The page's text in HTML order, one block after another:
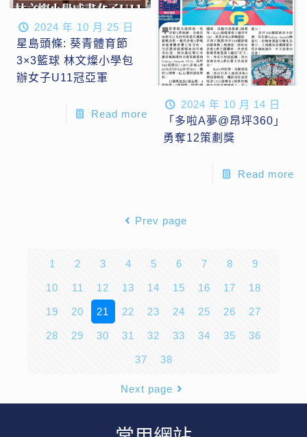
2024 年 10 月 25 日
星島頭條: 葵青體育節
3×3籃球 林文燦小學包
辦女子U11冠亞軍
Read more
2024 年 10 月 14 日
「多啦A夢@昂坪360」
勇奪12策劃獎
Read more
Prev page
1 2 3 4 5 6 7 8 9
10 11 12 13 14 15 16 17 18
19 20 21 22 23 24 25 26 27
28 29 30 31 32 33 34 35 36
37 38
Next page